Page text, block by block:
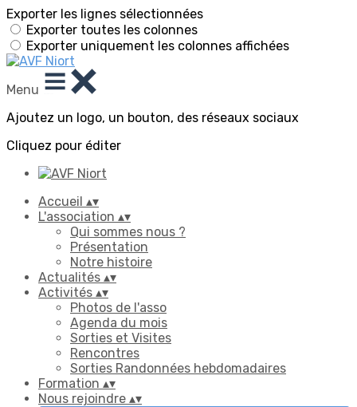
Exporter les lignes sélectionnées
Exporter toutes les colonnes
Exporter uniquement les colonnes affichées
Menu
Ajoutez un logo, un bouton, des réseaux sociaux
Cliquez pour éditer
Accueil ▴▾
L'association ▴▾
Qui sommes nous ?
Présentation
Notre histoire
Actualités ▴▾
Activités ▴▾
Photos de l'asso
Agenda du mois
Sorties et Visites
Rencontres
Sorties Randonnées hebdomadaires
Formation ▴▾
Nous rejoindre ▴▾